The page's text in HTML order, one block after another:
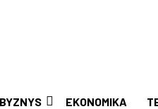
BYZNYS EKONOMIKA